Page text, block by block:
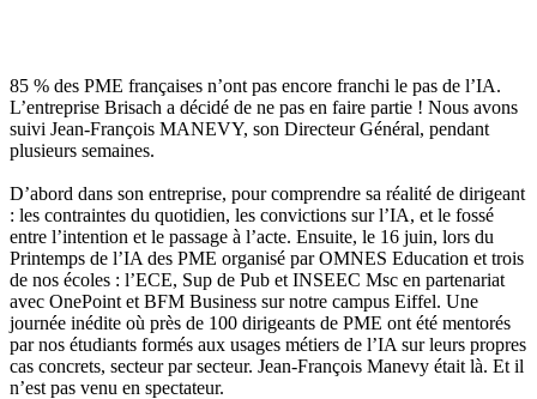
85 % des PME françaises n’ont pas encore franchi le pas de l’IA.
L’entreprise Brisach a décidé de ne pas en faire partie ! Nous avons
suivi Jean-François MANEVY, son Directeur Général, pendant
plusieurs semaines.
D’abord dans son entreprise, pour comprendre sa réalité de dirigeant
: les contraintes du quotidien, les convictions sur l’IA, et le fossé
entre l’intention et le passage à l’acte. Ensuite, le 16 juin, lors du
Printemps de l’IA des PME organisé par OMNES Education et trois
de nos écoles : l’ECE, Sup de Pub et INSEEC Msc en partenariat
avec OnePoint et BFM Business sur notre campus Eiffel. Une
journée inédite où près de 100 dirigeants de PME ont été mentorés
par nos étudiants formés aux usages métiers de l’IA sur leurs propres
cas concrets, secteur par secteur. Jean-François Manevy était là. Et il
n’est pas venu en spectateur.